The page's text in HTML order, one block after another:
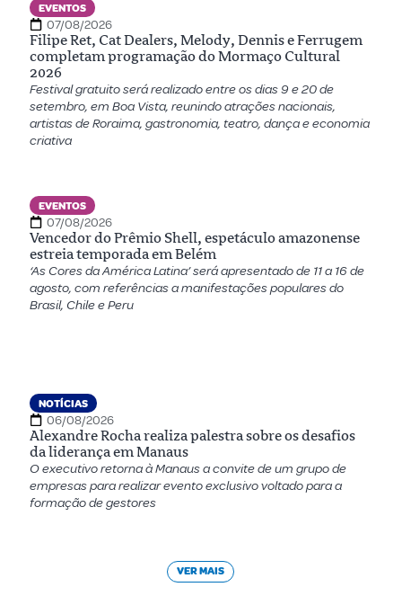
EVENTOS
07/08/2026
Filipe Ret, Cat Dealers, Melody, Dennis e Ferrugem
completam programação do Mormaço Cultural
2026
Festival gratuito será realizado entre os dias 9 e 20 de
setembro, em Boa Vista, reunindo atrações nacionais,
artistas de Roraima, gastronomia, teatro, dança e economia
criativa
EVENTOS
07/08/2026
Vencedor do Prêmio Shell, espetáculo amazonense
estreia temporada em Belém
‘As Cores da América Latina’ será apresentado de 11 a 16 de
agosto, com referências a manifestações populares do
Brasil, Chile e Peru
NOTÍCIAS
06/08/2026
Alexandre Rocha realiza palestra sobre os desafios
da liderança em Manaus
O executivo retorna à Manaus a convite de um grupo de
empresas para realizar evento exclusivo voltado para a
formação de gestores
VER MAIS